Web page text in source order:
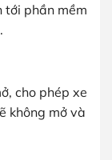
tới phần mềm
cho phép xe
không mở và